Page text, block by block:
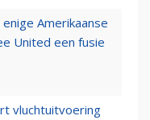
Amerikaanse
United een fusie
vluchtuitvoering